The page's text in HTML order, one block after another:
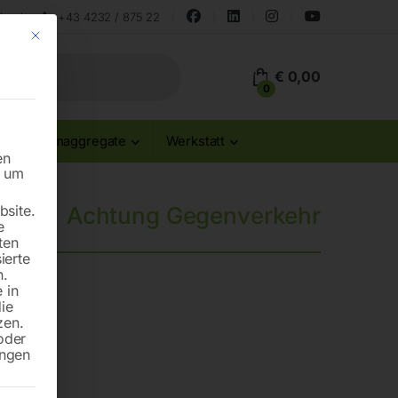
+43 4232 / 875 22
0
€ 0,00
Stromaggregate Werkstatt
Achtung Gegenverkehr
Mit diesem Button wird der Dialog geschlossen. Seine Funktionalität ist
in